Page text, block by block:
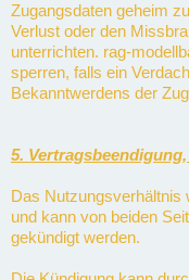
Zugangsdaten geheim
Verlust oder den
unterrichten. rag-
sperren, falls ein
Bekanntwerdens der
5.
Das Nutzungsverhältnis
und kann von beiden
gekündigt werden.